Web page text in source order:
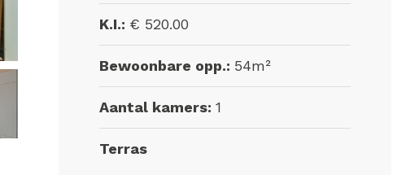
K.I.: € 520.00
Bewoonbare opp.: 54m²
Aantal kamers:1
Terras